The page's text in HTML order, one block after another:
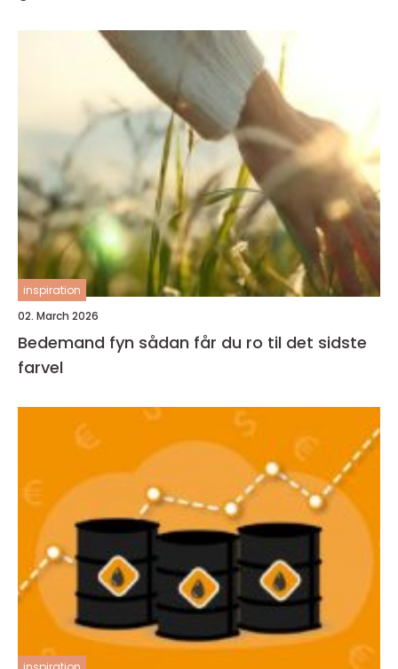
inspiration
02. March 2026
Bedemand fyn sådan får du ro til det sidste
farvel